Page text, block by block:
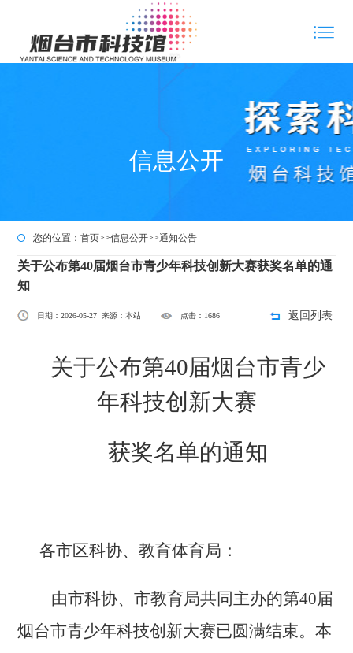
信息公开
您的位置：首页>>信息公开>>通知公告
关于公布第40届烟台市青少年科技创新大赛获奖名单的通
知
日期：2026-05-27 来源：本站 点击：1686 返回列表
关于公布第40届烟台市青少
年科技创新大赛
获奖名单的通知
各市区科协、教育体育局：
由市科协、市教育局共同主办的第40届
烟台市青少年科技创新大赛已圆满结束。本